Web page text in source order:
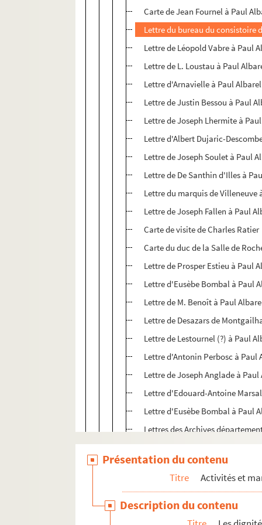
Carte de Jean Fournel à Paul
Lettre du bureau du consistoire
Lettre de Léopold Vabre à Paul
Lettre de L. Loustau à Paul
Lettre d'Arnavielle à Paul Albarel
Lettre de Justin Bessou à Paul
Lettre de Joseph Lhermite à
Lettre d'Albert Dujaric-
Lettre de Joseph Soulet à Paul
Lettre de De Santhin d'Illes à
Lettre du marquis de Villeneuve
Lettre de Joseph Fallen à Paul
Carte de visite de Charles Ratier
Carte du duc de la Salle de
Lettre de Prosper Estieu à Paul
Lettre d'Eusèbe Bombal à Paul
Lettre de M. Benoît à Paul
Lettre de Desazars de
Lettre de Lestournel (?) à Paul
Lettre d'Antonin Perbosc à Paul
Lettre de Joseph Anglade à
Lettre d'Edouard-Antoine
Lettre d'Eusèbe Bombal à Paul
Lettres des Archives
Lettre de P. L. Valy à Paul Albarel
Lettre de Jean Fournel à Paul
Lettre de Robert Benoît à Paul
Présentation du contenu
Titre Activités et
Description du contenu